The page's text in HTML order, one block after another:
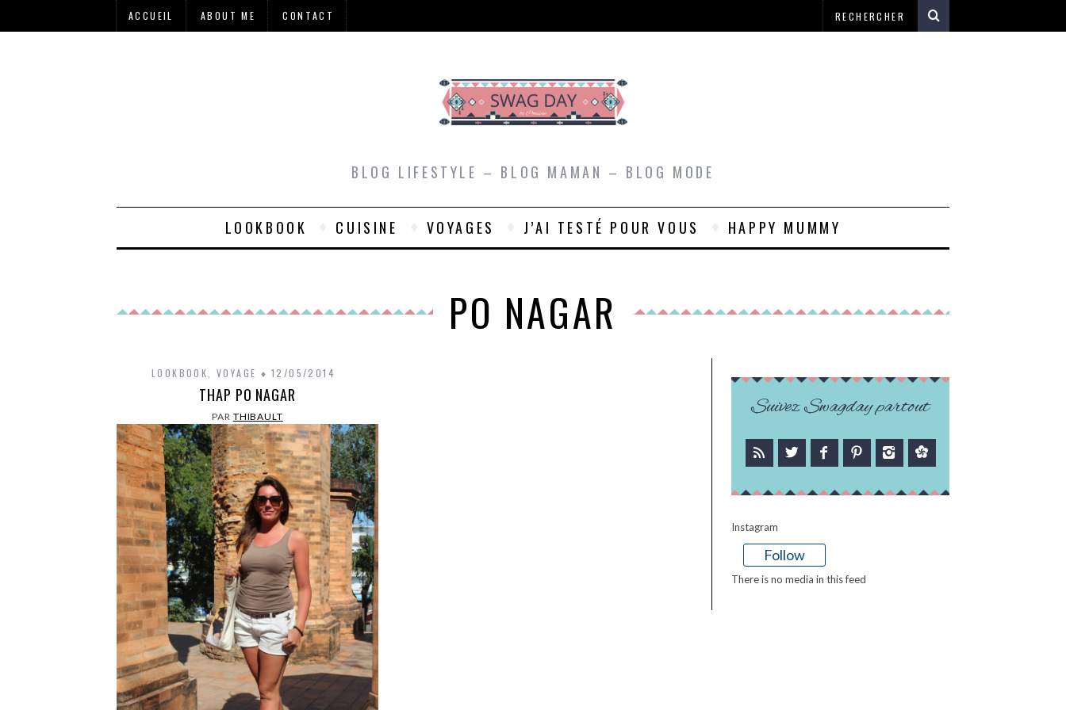
ACCUEIL ABOUT ME CONTACT
BLOG LIFESTYLE – BLOG MAMAN – BLOG MODE
LOOKBOOK CUISINE VOYAGES J’AI TESTÉ POUR VOUS HAPPY MUMMY
PO NAGAR
LOOKBOOK ,VOYAGE 12/05/2014
THAP PO NAGAR
PAR THIBAULT Suivez Swagday partout
Instagram
Follow
There is no media in this feed